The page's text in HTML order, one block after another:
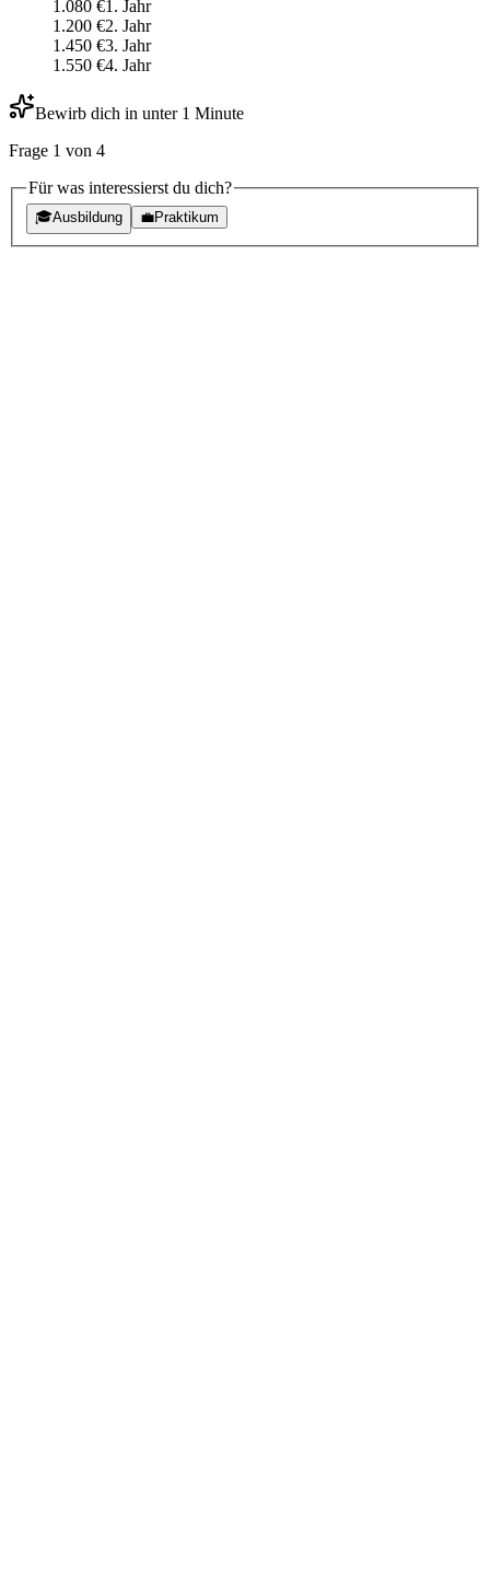
1.080 €1 . Jahr
1.200 €2. Jahr
1.450 €3. Jahr
1.550 €4. Jahr
Bewirb dich in unter 1 Minute
Frage 1 von 4
Für was interessierst du dich?
🎓Ausbildung 💼Praktikum